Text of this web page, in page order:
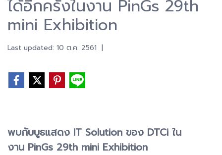
ได้อีกครั้งในงาน PinGs 29th
mini Exhibition
Last updated: 10 ต.ค. 2561 |
พบกับบูธแสดง IT Solution ของ DTCi ใน
งาน PinGs 29th mini Exhibition